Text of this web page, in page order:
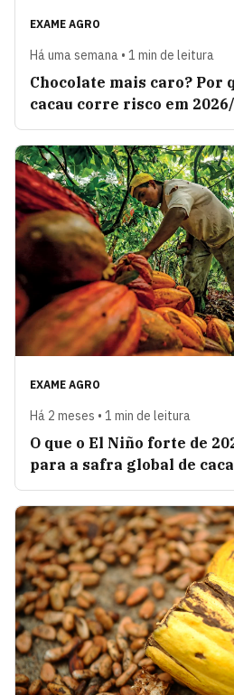
EXAME AGRO
Há uma semana • 1 min de leitura
Chocolate mais caro? Por
cacau corre risco em
EXAME AGRO
Há 2 meses • 1 min de leitura
O que o El Niño forte de
para a safra global de